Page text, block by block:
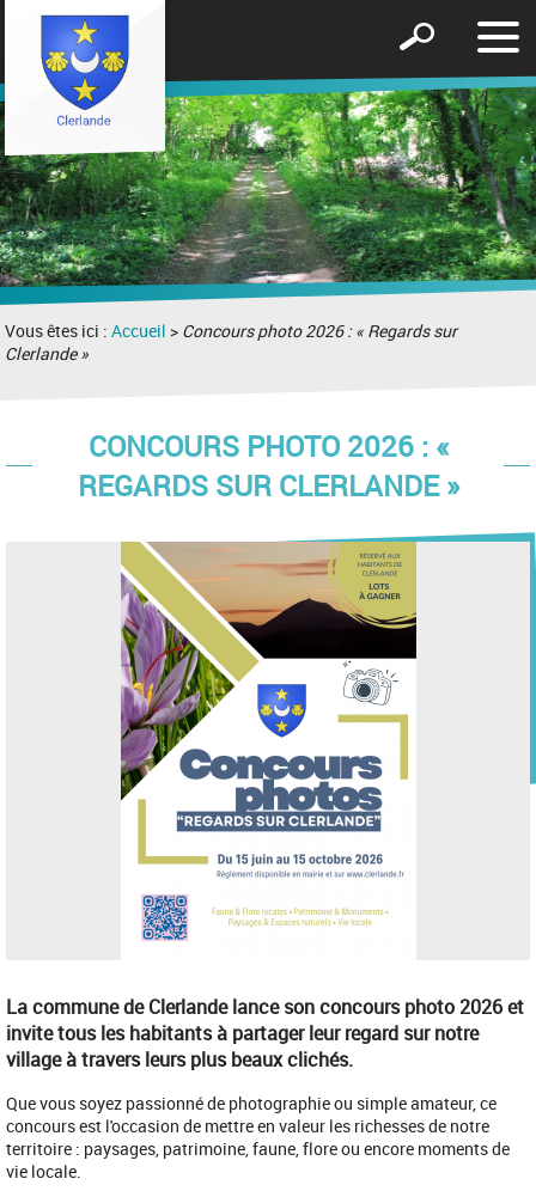
le
Afficher
formulaire
de
recherche
Vous êtes ici :Accueil > Concours photo 2026 : « Regards sur
Clerlande »
CONCOURS PHOTO 2026 : «
REGARDS SUR CLERLANDE »
La commune de Clerlande lance son concours photo 2026 et
invite tous les habitants à partager leur regard sur notre
village à travers leurs plus beaux clichés.
Que vous soyez passionné de photographie ou simple amateur, ce
concours est l'occasion de mettre en valeur les richesses de notre
territoire : paysages, patrimoine, faune, flore ou encore moments de
vie locale.